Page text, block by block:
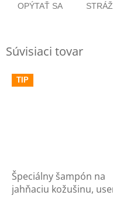
OPÝTAŤ SA
Súvisiaci tovar
TIP
Špeciálny šampón na
jahňaciu kožušinu,